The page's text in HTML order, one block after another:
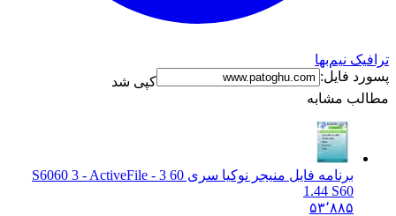
ترافیک نیم‌بها
پسورد فایل:
کپی شد
مطالب مشابه
برنامه فایل منیجر نوکیا سری 60 3 - S60
60 3 - ActiveFile
1.44 S60
۵۳٬۸۸۵